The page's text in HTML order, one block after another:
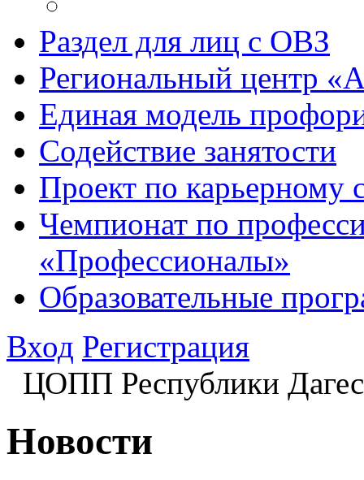
Раздел для лиц с ОВЗ
Региональный центр
Единая модель
Содействие занятости
Проект по
Чемпионат по
«Профессионалы»
Образовательные
Вход Регистрация
ЦОПП Республики
Новости